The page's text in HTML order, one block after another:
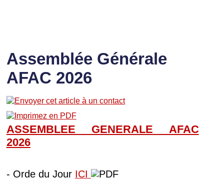
Assemblée Générale
AFAC 2026
ASSEMBLEE GENERALE AFAC
2026
- Orde du Jour ICI